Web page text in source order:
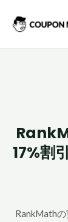
17%割
RankMath